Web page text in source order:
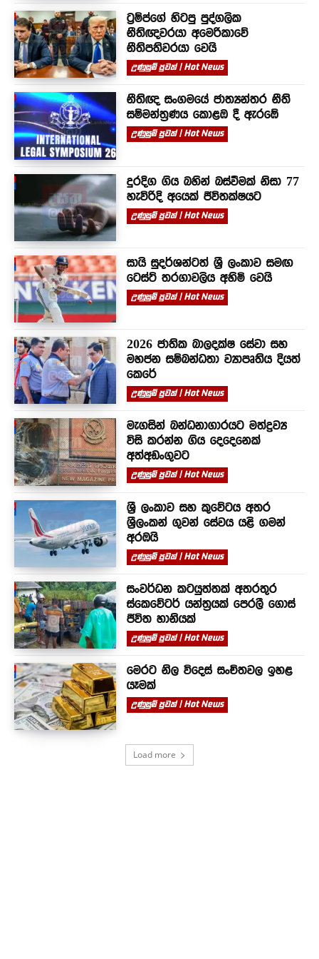
ට්‍රම්ප්ගේ හිටපු පුද්ගලික
නීතිඥවරයා අමෙරිකාවේ
නීතිපතිවරයා වෙයි
උණුසුම් පුවත් | Hot News
නීතිඥ සංගමයේ ජාත්‍යන්තර නීති
සම්මන්ත්‍රණය කොළඹ දී ඇරඹේ
උණුසුම් පුවත් | Hot News
දුරදිග ගිය බහින් බස්වීමක් නිසා 77
හැවිරිදි අයෙක් ජීවිතක්ෂයට
උණුසුම් පුවත් | Hot News
සායි සුදර්ශන්ටත් ශ්‍රී ලංකාව සමඟ
ටෙස්ට් තරගාවලිය අහිමි වෙයි
උණුසුම් පුවත් | Hot News
2026 ජාතික බාලදක්ෂ සේවා සහ
මහජන සම්බන්ධතා ව්‍යාපෘතිය දියත්
කෙරේ
උණුසුම් පුවත් | Hot News
මැගසින් බන්ධනාගාරයට මත්ද්‍රව්‍ය
විසි කරන්න ගිය දෙදෙනෙක්
අත්අඩංගුවට
උණුසුම් පුවත් | Hot News
ශ්‍රී ලංකාව සහ කුවේටය අතර
ශ්‍රීලංකන් ගුවන් සේවය යළි ගමන්
අරඹයි
උණුසුම් පුවත් | Hot News
සංවර්ධන කටයුත්තක් අතරතුර
ස්කෙවේටර් යන්ත්‍රයක් පෙරලී ගොස්
ජීවිත හානියක්
උණුසුම් පුවත් | Hot News
මෙරට නිල විදෙස් සංචිතවල ඉහළ
යෑමක්
උණුසුම් පුවත් | Hot News
Load more